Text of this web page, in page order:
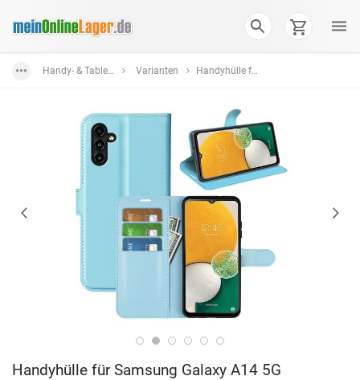
Handy- & Tablet-Zubehör Varianten Handyhülle für Samsung Galaxy A14 5G
Handyhülle für Samsung Galaxy A14 5G